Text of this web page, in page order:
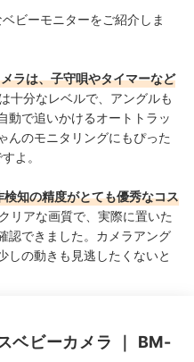
ビーモニターをご紹介しま
ラは、子守唄やタイマーなど
十分なレベルで、アングルも
動で追いかけるオートトラッ
んのモニタリングにもぴった
よ。
知の精度がとても優秀なコス
リアな画質で、実際に置いた
認できました 。 カメラアング
しの動きも見逃したくないと
ベビーカメラ
BM-